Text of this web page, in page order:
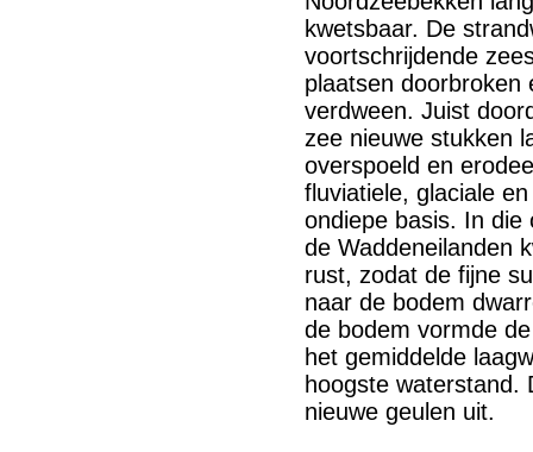
kwetsbaar. De
voortschrijdende
plaatsen doorbroken
verdween. Juist
zee nieuwe stukken
overspoeld en
fluviatiele, glaciale
ondiepe basis. In die
de Waddeneilanden
rust, zodat de fijne
naar de bodem
de bodem vormde
het gemiddelde
hoogste waterstand.
nieuwe geulen uit.